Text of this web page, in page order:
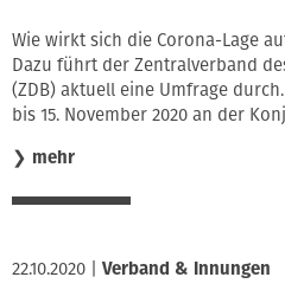
Wie wirkt sich die Corona-Lage
Dazu führt der Zentralverband
(ZDB) aktuell eine Umfrage
bis 15. November 2020 an der
❯ mehr
22.10.2020 Verband & Innungen